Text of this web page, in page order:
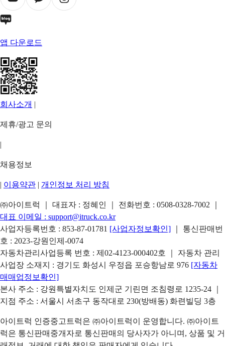
앱 다운로드
회사소개 |
제휴/광고 문의
|
채용정보
| 이용약관 | 개인정보 처리 방침
㈜아이트럭 ｜ 대표자 : 정혜인 ｜ 전화번호 : 0508-0328-7002
대표 이메일 : support@itruck.co.kr
사업자등록번호 : 853-87-01781 [사업자정보확인]
｜ 통신판매번
호 : 2023-강원인제-0074
자동차관리사업등록 번호 : 제02-4123-000402호 ｜ 자동차 관리
사업장 소재지 : 경기도 화성시 우정읍 포승항남로 976 [자동차
매매업정보확인]
본사 주소 : 강원특별자치도 인제군 기린면 조침령로 1235-24 ｜
지점 주소 : 서울시 서초구 동작대로 230(방배동) 화련빌딩 3층
아이트럭 인증중고트럭은 ㈜아이트럭이 운영합니다. ㈜아이트
럭은 통신판매중개자로 통신판매의 당사자가 아니며, 상품 및 거